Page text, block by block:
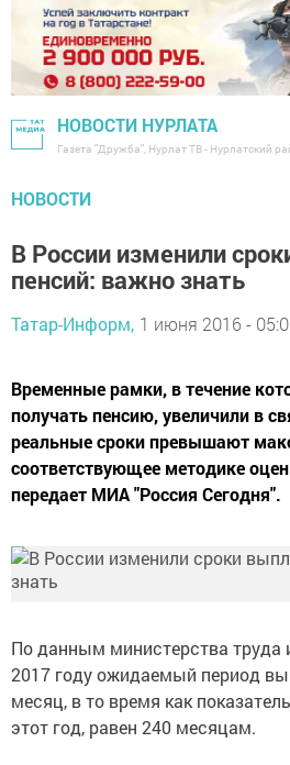
НОВОСТИ НУРЛАТА
Газета "Дружба", Нурлат ТВ - Нурлатский
НОВОСТИ
В России изменили
пенсий: важно знать
Татар-Информ, 1 июня 2016 -
Временные рамки, в течение
получать пенсию, увеличили в
реальные сроки превышают
соответствующее методике
передает МИА "Россия Сегодня".
По данным министерства
2017 году ожидаемый период
месяц, в то время как
этот год, равен 240 месяцам.